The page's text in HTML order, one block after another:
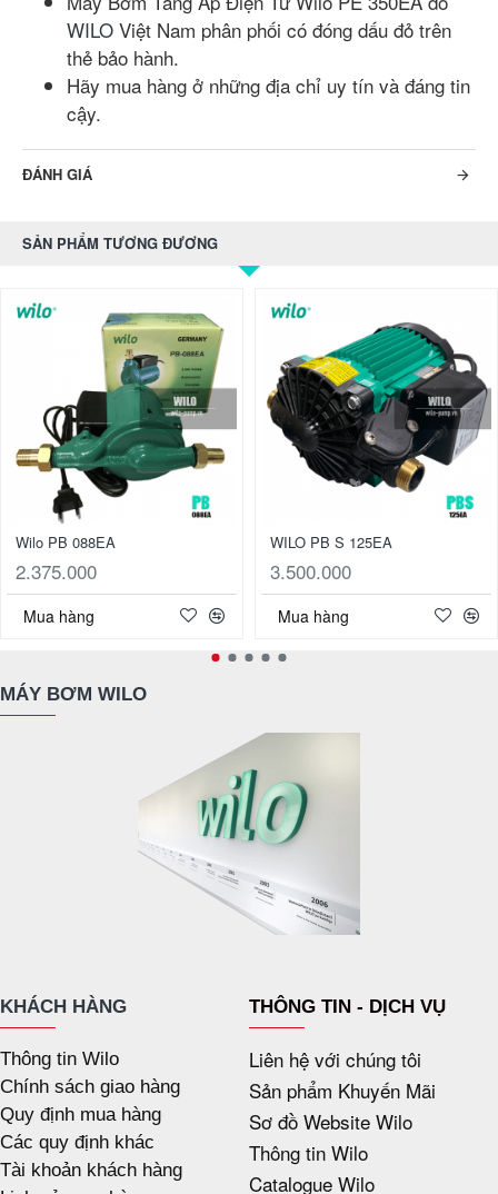
WILO Việt Nam phân phối có đóng dấu đỏ trên
thẻ bảo hành.
Hãy mua hàng ở những địa chỉ uy tín và đáng tin
cậy.
ĐÁNH GIÁ
SẢN PHẨM TƯƠNG ĐƯƠNG
Wilo PB 088EA
2.375.000
Mua hàng
WILO PB S 125EA
3.500.000
Mua hàng
MÁY BƠM WILO
KHÁCH HÀNG
Thông tin Wilo
Chính sách giao hàng
Quy định mua hàng
Các quy định khác
Tài khoản khách hàng
THÔNG TIN - DỊCH VỤ
Liên hệ với chúng tôi
Sản phẩm Khuyến Mãi
Sơ đồ Website Wilo
Thông tin Wilo
Catalogue Wilo